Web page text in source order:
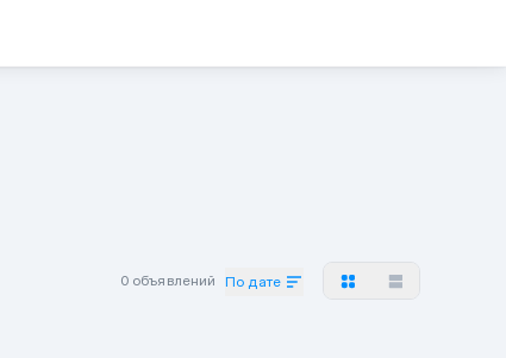
0 объявлений По дате